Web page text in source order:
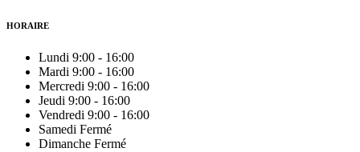
HORAIRE
Lundi 9:00 - 16:00
Mardi 9:00 - 16:00
Mercredi 9:00 - 16:00
Jeudi 9:00 - 16:00
Vendredi 9:00 - 16:00
Samedi Fermé
Dimanche Fermé